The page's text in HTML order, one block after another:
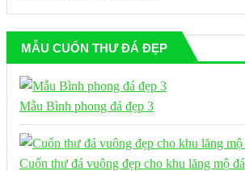
MẪU CUỐN THƯ ĐÁ ĐẸP
Mẫu Bình phong đá đẹp 3
Cuốn thư đá vuông đẹp cho khu lăng mộ đá